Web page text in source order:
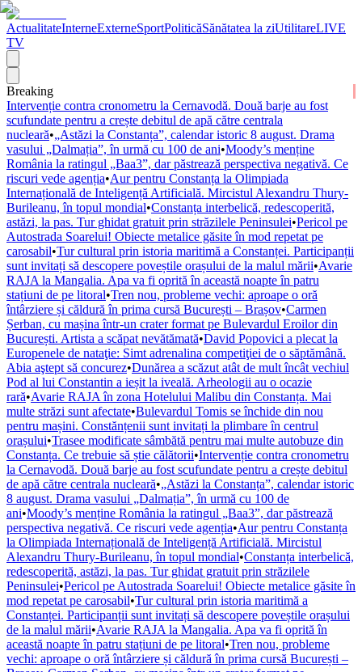
ActualitateInterneExterneSportPoliticăSănătatea la ziUtilitareLIVE
TV
Breaking
Intervenție contra cronometru la Cernavodă. Două barje au fost
scufundate pentru a crește debitul de apă către centrala
nucleară•„Astăzi la Constanța”, calendar istoric 8 august. Drama
vasului „Dalmația”, în urmă cu 100 de ani•Moody’s menține
România la ratingul „Baa3”, dar păstrează perspectiva negativă. Ce
riscuri vede agenția•Aur pentru Constanța la Olimpiada
Internațională de Inteligență Artificială. Mircistul Alexandru Thury-
Burileanu, în topul mondial•Constanța interbelică, redescoperită,
astăzi, la pas. Tur ghidat gratuit prin străzilele Peninsulei•Pericol pe
Autostrada Soarelui! Obiecte metalice găsite în mod repetat pe
carosabil•Tur cultural prin istoria maritimă a Constanței. Participanții
sunt invitați să descopere poveștile orașului de la malul mării•Avarie
RAJA la Mangalia. Apa va fi oprită în această noapte în patru
stațiuni de pe litoral•Tren nou, probleme vechi: aproape o oră
întârziere și căldură în prima cursă București – Brașov•Carmen
Șerban, cu mașina într-un crater format pe Bulevardul Eroilor din
București. Artista a scăpat nevătămată•David Popovici a plecat la
Europenele de nataţie: Simt adrenalina competiţiei de o săptămână.
Abia aştept să concurez•Dunărea a scăzut atât de mult încât vechiul
Pod al lui Constantin a ieșit la iveală. Arheologii au o ocazie
rară•Avarie RAJA în zona Hotelului Malibu din Constanța. Mai
multe străzi sunt afectate•Bulevardul Tomis se închide din nou
pentru mașini. Constănțenii sunt invitați la plimbare în centrul
orașului•Trasee modificate sâmbătă pentru mai multe autobuze din
Constanța. Ce trebuie să știe călătorii•Intervenție contra cronometru
la Cernavodă. Două barje au fost scufundate pentru a crește debitul
de apă către centrala nucleară•„Astăzi la Constanța”, calendar istoric
8 august. Drama vasului „Dalmația”, în urmă cu 100 de
ani•Moody’s menține România la ratingul „Baa3”, dar păstrează
perspectiva negativă. Ce riscuri vede agenția•Aur pentru Constanța
la Olimpiada Internațională de Inteligență Artificială. Mircistul
Alexandru Thury-Burileanu, în topul mondial•Constanța interbelică,
redescoperită, astăzi, la pas. Tur ghidat gratuit prin străzilele
Peninsulei•Pericol pe Autostrada Soarelui! Obiecte metalice găsite în
mod repetat pe carosabil•Tur cultural prin istoria maritimă a
Constanței. Participanții sunt invitați să descopere poveștile orașului
de la malul mării•Avarie RAJA la Mangalia. Apa va fi oprită în
această noapte în patru stațiuni de pe litoral•Tren nou, probleme
vechi: aproape o oră întârziere și căldură în prima cursă București –